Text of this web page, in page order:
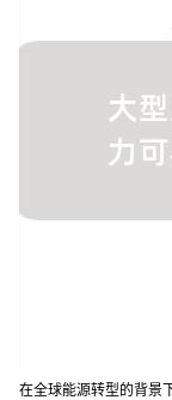
在全球能源转型的背景